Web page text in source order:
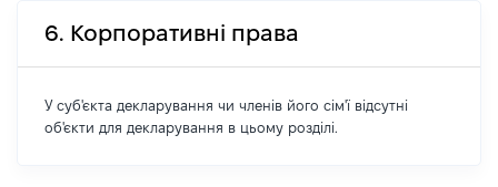
6. Корпоративні права
У суб'єкта декларування чи членів його сім'ї відсутні
об'єкти для декларування в цьому розділі.